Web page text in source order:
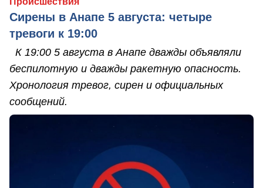
Сирены в Анапе 5 августа: четыре
тревоги к 19:00
К 19:00 5 августа в Анапе дважды объявляли
беспилотную и дважды ракетную опасность.
Хронология тревог, сирен и официальных
сообщений.